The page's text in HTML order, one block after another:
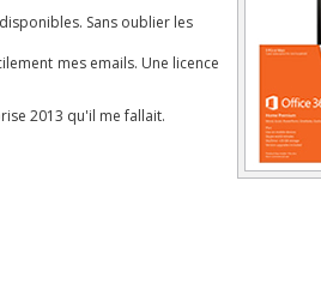
Sans oublier les
mes emails. Une licence
2013 qu'il me fallait.